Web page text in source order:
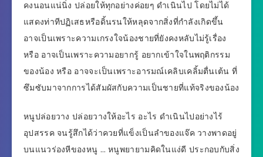
คงนอนแน่นิ่ง ปล่อยให้ทุกอย่างค่อยๆ ดำเนินไป โดยไม่ได้
แสดงท่าทีปฏิเสธหรือดิ้นรนให้หลุดจากสิ่งที่กำลังเกิดขึ้น
อาจเป็นเพราะความเกรงใจน้องชายที่ยังคงหลับไม่รู้เรื่อง
หรือ อาจเป็นเพราะความอยากรู้ อยากเข้าใจในพฤติกรรม
ของน้อง หรือ อาจจะเป็นเพราะอารมณ์เคลิบเคลิ้มตื่นเต้น ที่
ซึมซับมาจากการได้สัมผัสกับความเป็นชายที่แท้จริงของน้อง
หนูปล่อยวาง ปล่อยวางให้อะไร อะไร ดำเนินไปอย่างไร้
อุปสรรค จนรู้สึกได้ว่าควยที่แข็งเป็นลำของแจ๊ค วางพาดอยู่
บนแนวร่องหีของหนู … หนูพยายามคิดในแง่ดี ประกอบกับสิ่ง